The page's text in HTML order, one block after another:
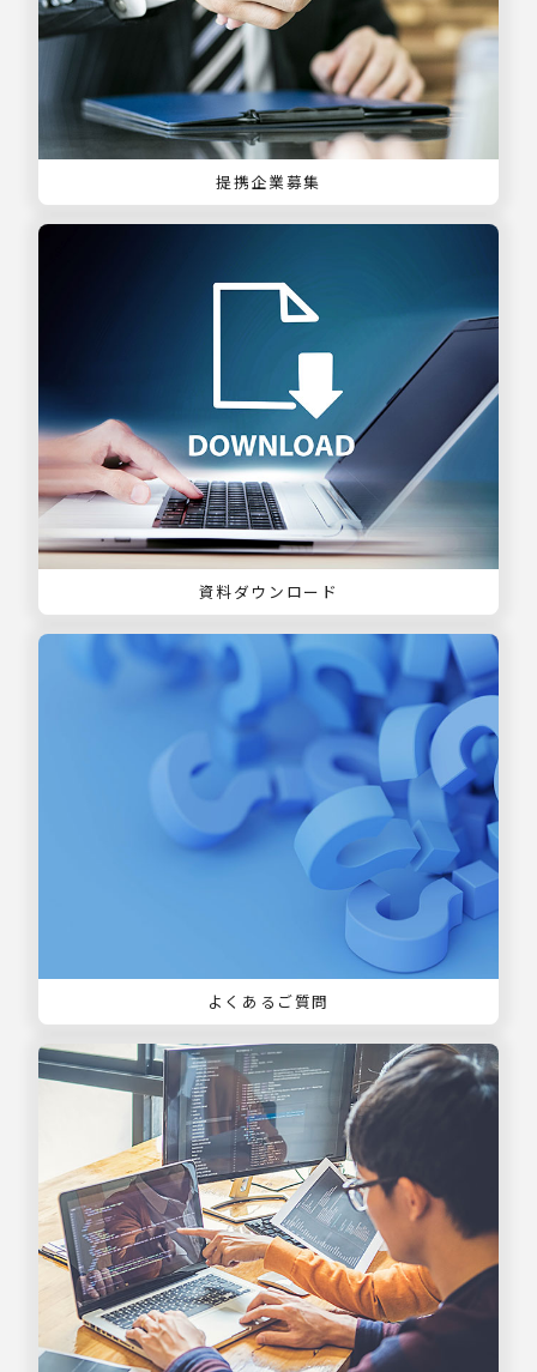
提携企業募集
資料ダウンロード
よくあるご質問